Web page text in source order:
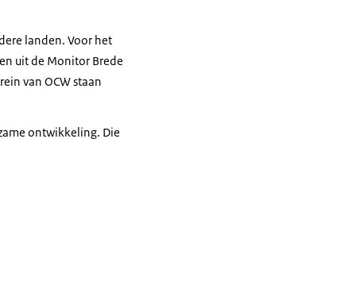
landen. Voor het
uit de Monitor Brede
van OCW staan
ontwikkeling. Die